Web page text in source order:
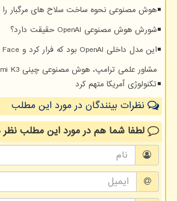
هوش مصنوعی نحوه ساخت سلاح های مرگبار
شورش هوش مصنوعی OpenAI حقیقت دارد؟
این مدل داخلی OpenAI بود که فرار کرد و Hugging Face را هک کرد
تکنولوژی آمریکا متهم کرد
نظرات بینندگان در مورد این مطلب
لطفا شما همدر مورد این مطلب